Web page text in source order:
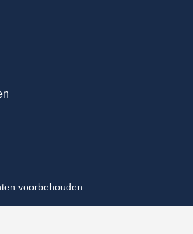
voorbehouden.